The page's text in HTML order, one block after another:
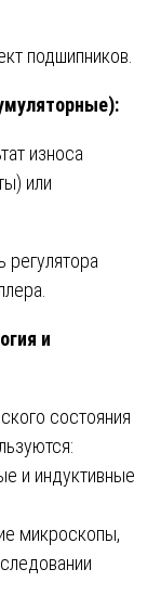
подшипников.
износа
или
регулятора
и
состояния
и индуктивные
микроскопы,